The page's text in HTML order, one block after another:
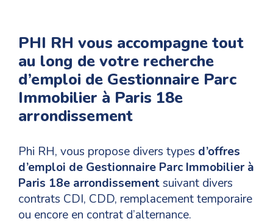
PHI RH vous accompagne tout
au long de votre recherche
d’emploi de Gestionnaire Parc
Immobilier à Paris 18e
arrondissement
Phi RH, vous propose divers types d’offres
d’emploi de Gestionnaire Parc Immobilier à
Paris 18e arrondissementsuivant divers
contrats CDI, CDD, remplacement temporaire
ou encore en contrat d’alternance.